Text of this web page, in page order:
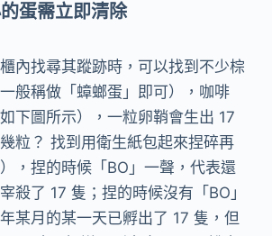
蛋需立即清除
內找尋其蹤跡時，可以找到不少棕
般稱做「蟑螂蛋」即可），咖啡
下圖所示），一粒卵鞘會生出 17
粒？ 找到用衛生紙包起來捏碎再
，捏的時候「BO」一聲，代表還
殺了 17 隻；捏的時候沒有「BO」
某月的某一天已孵出了 17 隻，但